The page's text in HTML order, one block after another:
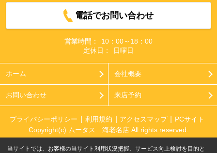
電話でお問い合わせ
営業時間：
10：00～18：00
定休日：
日曜日
ホーム 会社概要
お問い合わせ 来店予約
プライバシーポリシー 利用規約 アクセスマップ
PCサイト
Copyright(c) ムータス 海老名店 All rights reserved.
当サイトでは、お客様の当サイト利用状況把握、サービス向上検討を目的と